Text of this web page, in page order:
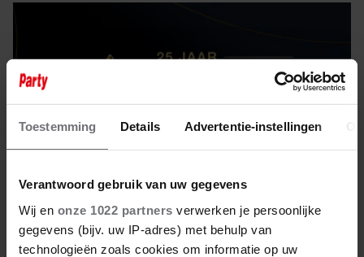
Toestemming Details Advertentie-instellingen
Verantwoord gebruik van uw gegevens
Wij en onze 1022 partners verwerken je persoonlijke
gegevens (bijv. uw IP-adres) met behulp van
technologieën zoals cookies om informatie op uw